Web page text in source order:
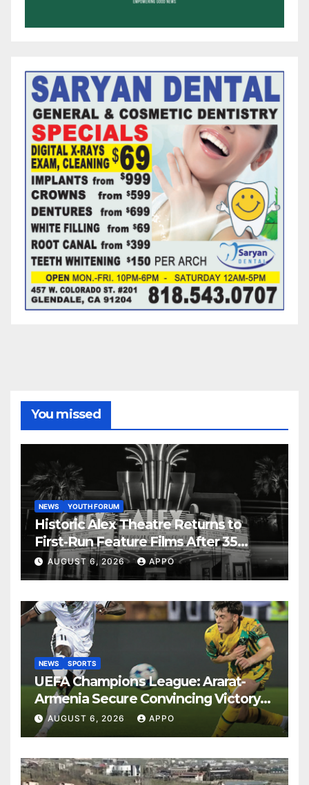
You missed
NEWS YOUTH FORUM
Historic Alex Theatre Returns to
First-Run Feature Films After 35
Years
AUGUST 6, 2026 APPO
NEWS SPORTS
UEFA Champions League: Ararat-
Armenia Secure Convincing Victory
Over Shamrock Rovers 2-0
AUGUST 6, 2026 APPO